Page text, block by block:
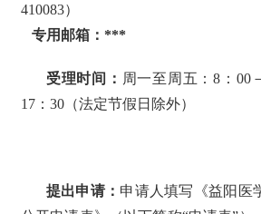
410083）
专用邮箱：***
受理时间： 周一至周五：8：00
17：30（法定节假日除外）
提出申请： 申请人填写《益阳医